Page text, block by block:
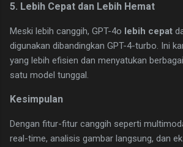
5. Lebih Cepat dan Lebih Hemat
Meski lebih canggih, GPT-4o lebih cepat
digunakan dibandingkan GPT-4-turbo. Ini
yang lebih efisien dan menyatukan
satu model tunggal.
Kesimpulan
Dengan fitur-fitur canggih seperti
real-time, analisis gambar langsung, dan